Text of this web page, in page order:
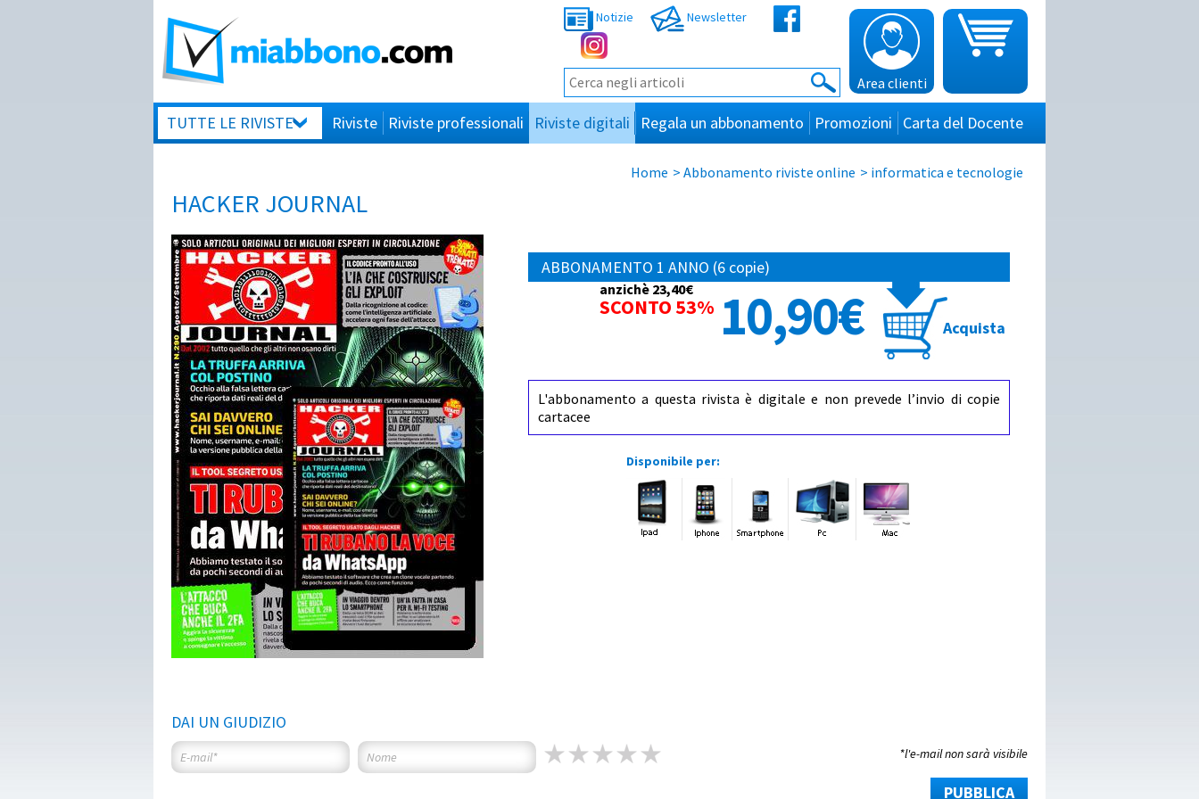
Notizie Newsletter
Area clienti
TUTTE LE RIVISTE Riviste Riviste professionali Riviste digitali Regala un abbonamento Promozioni Carta del Docente
Home > Abbonamento riviste online > informatica e tecnologie
HACKER JOURNAL
ABBONAMENTO 1 ANNO (6 copie)
Acquista
10,90€
anzichè 23,40€
SCONTO 53%
L'abbonamento a questa rivista è digitale e non prevede l’invio di copie
cartacee
Disponibile per:
DAI UN GIUDIZIO
*l'e-mail non sarà visibile
PUBBLICA